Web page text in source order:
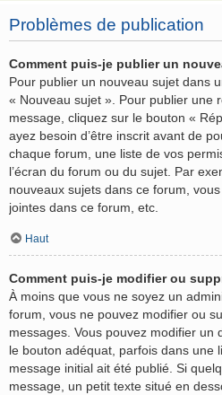
Problèmes de publication
Comment puis-je publier un
Pour publier un nouveau sujet dans
« Nouveau sujet ». Pour publier une
message, cliquez sur le bouton «
ayez besoin d’être inscrit avant de
chaque forum, une liste de vos
l’écran du forum ou du sujet. Par
nouveaux sujets dans ce forum,
jointes dans ce forum, etc.
Haut
Comment puis-je modifier ou
À moins que vous ne soyez un
forum, vous ne pouvez modifier ou
messages. Vous pouvez modifier un
le bouton adéquat, parfois dans une
message initial ait été publié. Si
message, un petit texte situé en